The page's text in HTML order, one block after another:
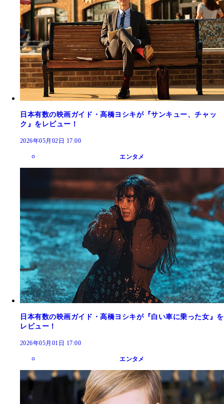
日本有数の映画ガイド・高橋ヨシキが『サンキュー、チャッ
ク』をレビュー！
2026年05月02日 17:00
エンタメ
日本有数の映画ガイド・高橋ヨシキが『白い車に乗った女』を
レビュー！
2026年05月01日 17:00
エンタメ